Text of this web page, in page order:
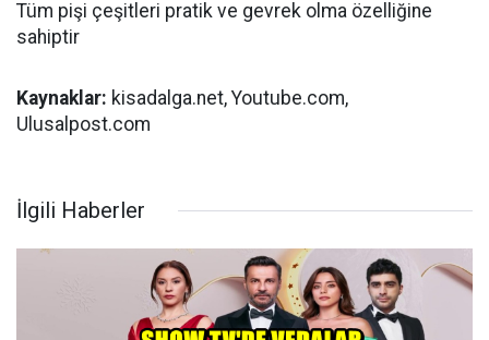
Tüm pişi çeşitleri pratik ve gevrek olma özelliğine
sahiptir
Kaynaklar: kisadalga.net, Youtube.com,
Ulusalpost.com
İlgili Haberler